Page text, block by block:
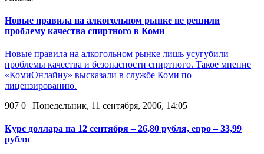
Новые правила на алкогольном рынке не решили
проблему качества спиртного в Коми
Новые правила на алкогольном рынке лишь усугубили
проблемы качества и безопасности спиртного. Такое мнение
«КомиОнлайну» высказали в службе Коми по
лицензированию.
907 0 | Понедельник, 11 сентября, 2006, 14:05
Курс доллара на 12 сентября – 26,80 рубля, евро – 33,99
рубля